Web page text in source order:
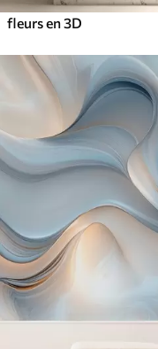
fleurs en 3D